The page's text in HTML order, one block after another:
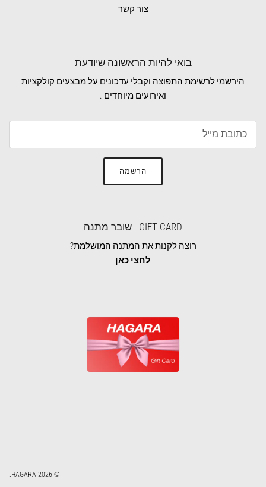
צור קשר
בואי להיות הראשונה שיודעת
הירשמי לרשימת התפוצה וקבלי עדכונים על מבצעים קולקציות
ואירועים מיוחדים .
הרשמה
GIFT CARD - שובר מתנה
רוצה לקנות את המתנה המושלמת?
לחצי כאן
© 2026
HAGARA
.